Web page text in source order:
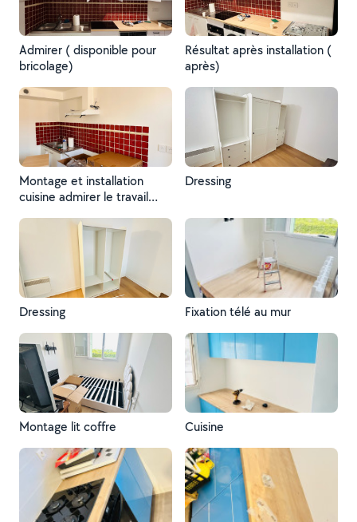
Admirer ( disponible pour
bricolage)
Résultat après installation (
après)
Montage et installation
cuisine admirer le travail
Dressing
Dressing Fixation télé au mur
Montage lit coffre Cuisine